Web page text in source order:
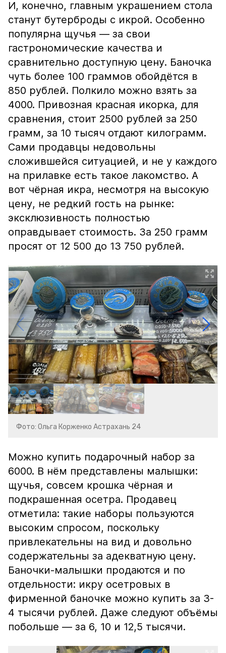
И, конечно, главным украшением стола
станут бутерброды с икрой. Особенно
популярна щучья — за свои
гастрономические качества и
сравнительно доступную цену. Баночка
чуть более 100 граммов обойдётся в
850 рублей. Полкило можно взять за
4000. Привозная красная икорка, для
сравнения, стоит 2500 рублей за 250
грамм, за 10 тысяч отдают килограмм.
Сами продавцы недовольны
сложившейся ситуацией, и не у каждого
на прилавке есть такое лакомство. А
вот чёрная икра, несмотря на высокую
цену, не редкий гость на рынке:
эксклюзивность полностью
оправдывает стоимость. За 250 грамм
просят от 12 500 до 13 750 рублей.
Фото: Ольга Корженко Астрахань 24
Можно купить подарочный набор за
6000. В нём представлены малышки:
щучья, совсем крошка чёрная и
подкрашенная осетра. Продавец
отметила: такие наборы пользуются
высоким спросом, поскольку
привлекательны на вид и довольно
содержательны за адекватную цену.
Баночки-малышки продаются и по
отдельности: икру осетровых в
фирменной баночке можно купить за 3-
4 тысячи рублей. Даже следуют объёмы
побольше — за 6, 10 и 12,5 тысячи.